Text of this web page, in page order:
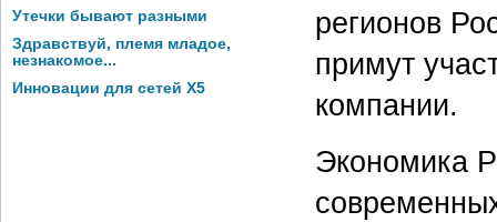
Утечки бывают разными
Здравствуй, племя младое,
незнакомое...
Инновации для сетей X5
регионов
примут
компании.
Экономика